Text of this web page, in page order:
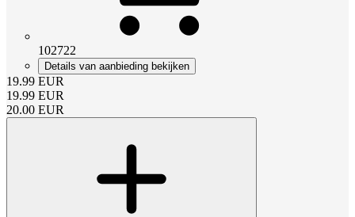
102722
Details van aanbieding bekijken
19.99 EUR
19.99 EUR
20.00 EUR